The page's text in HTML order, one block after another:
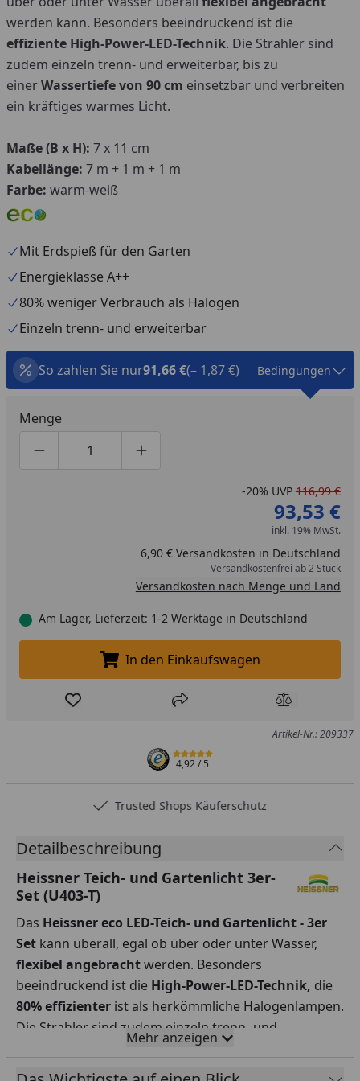
werden kann. Besonders beeindruckend ist die
effiziente High-Power-LED-Technik. Die Strahler sind
zudem einzeln trenn- und erweiterbar, bis zu
einerWassertiefe von 90 cm einsetzbar und verbreiten
ein kräftiges warmes Licht.
Maße (B x H): 7 x 11 cm
Kabellänge: 7 m + 1 m + 1 m
Farbe: warm-weiß
Mit Erdspieß für den Garten
Energieklasse A++
80% weniger Verbrauch als Halogen
Einzeln trenn- und erweiterbar
So zahlen Sie nur91,66 €(– 1,87 €) Bedingungen
Menge
Produktmenge um eins verringern
Produktmenge manuell eingeben
Produktmenge um eins erhöhen
-20% UVP 116,99 €
93,53 €
inkl. 19% MwSt.
6,90 € Versandkosten in Deutschland
Versandkostenfrei ab 2 Stück
Versandkosten nach Menge und Land
Am Lager, Lieferzeit: 1-2 Werktage in Deutschland
In den Einkaufswagen legen
In den Einkaufswagen
Produkt zur Wunschliste hinzufügen
Teilen Produkt
Artikel-Nr.: 209337
4,92/ 5
Trusted Shops Käuferschutz
Detailbeschreibung
Heissner Teich- und Gartenlicht 3er-
Set (U403-T)
Das Heissner eco LED-Teich- und Gartenlicht - 3er
Set kann überall, egal ob über oder unter Wasser,
flexibel angebrachtwerden. Besonders
beeindruckend ist die High-Power-LED-Technik, die
80% effizienter ist als herkömmliche Halogenlampen.
Die Strahler sind zudem einzeln trenn- und
zu einer Wassertiefe von 90
einsetzbar und verbreiten ein kräftiges warmes
Mehr anzeigen